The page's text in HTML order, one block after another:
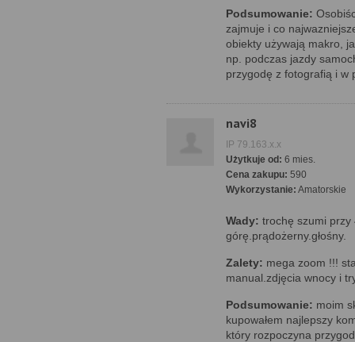
Podsumowanie:
zajmuje i co
obiekty używają makro,
np. podczas jazdy
przygodę z fotografią i w
navi8
IP 79.163.x.x
Użytkuje od: 6 mies.
Cena zakupu: 590
Wykorzystanie: Amatorskie
Wady: trochę szumi przy
górę.prądożerny.głośny.
Zalety: mega zoom !!!
manual.zdjęcia wnocy i
Podsumowanie: moim
kupowałem najlepszy
który rozpoczyna